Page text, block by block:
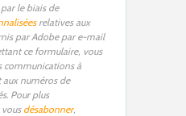
le biais de
relatives aux
par Adobe par e-mail
ce formulaire, vous
communications à
aux numéros de
Pour plus
désabonner,